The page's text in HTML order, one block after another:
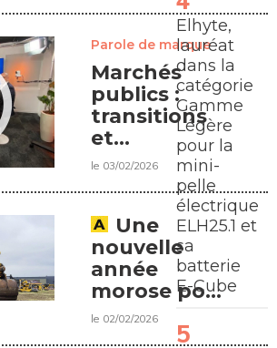
Parole de marque
Marchés
publics :
transitions
et
opportunités
le 03/02/2026
Une
nouvelle
année
morose pour
les matériels
le 02/02/2026
Elhyte,
lauréat
dans la
catégorie
Gamme
Légère
pour la
mini-
pelle
électrique
ELH25.1 et
sa
batterie
E-Cube